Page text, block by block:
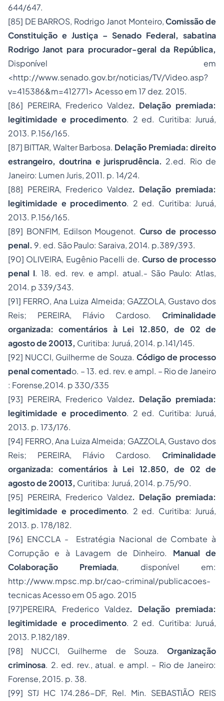
644/647.
[85] DE BARROS, Rodrigo Janot Monteiro,Comissão de
Constituição e Justiça – Senado Federal, sabatina
Rodrigo Janot para procurador-geral da República,
Disponível em
<http://www.senado.gov.br/noticias/TV/Video.asp?
v=415386&m=412771> Acesso em 17 dez. 2015.
[86] PEREIRA, Frederico Valdez. Delação premiada:
legitimidade e procedimento. 2 ed. Curitiba: Juruá,
2013. P.156/165.
[87] BITTAR, Walter Barbosa. Delação Premiada: direito
estrangeiro, doutrina e jurisprudência. 2.ed. Rio de
Janeiro: Lumen Juris, 2011. p. 14/24.
[88] PEREIRA, Frederico Valdez. Delação premiada:
legitimidade e procedimento. 2 ed. Curitiba: Juruá,
2013. P.156/165.
[89] BONFIM, Edilson Mougenot.Curso de processo
penal. 9. ed. São Paulo: Saraiva, 2014. p.389/393.
[90] OLIVEIRA, Eugênio Pacelli de.Curso de processo
penal I. 18. ed. rev. e ampl. atual.- São Paulo: Atlas,
2014. p 339/343.
[91] FERRO, Ana Luiza Almeida; GAZZOLA, Gustavo dos
Reis; PEREIRA, Flávio Cardoso. Criminalidade
organizada: comentários à Lei 12.850, de 02 de
agosto de 20013, Curitiba: Juruá, 2014. p.141/145.
[92] NUCCI, Guilherme de Souza. Código de processo
penal comentado. – 13. ed. rev. e ampl. – Rio de Janeiro
: Forense,2014. p 330/335
[93] PEREIRA, Frederico Valdez. Delação premiada:
legitimidade e procedimento. 2 ed. Curitiba: Juruá,
2013. p. 173/176.
[94] FERRO, Ana Luiza Almeida; GAZZOLA, Gustavo dos
Reis; PEREIRA, Flávio Cardoso. Criminalidade
organizada: comentários à Lei 12.850, de 02 de
agosto de 20013, Curitiba: Juruá, 2014. p.75/90.
[95] PEREIRA, Frederico Valdez. Delação premiada:
legitimidade e procedimento. 2 ed. Curitiba: Juruá,
2013. p. 178/182.
[96] ENCCLA - Estratégia Nacional de Combate à
Corrupção e à Lavagem de Dinheiro. Manual de
Colaboração Premiada, disponível em:
http://www.mpsc.mp.br/cao-criminal/publicacoes-
tecnicasAcesso em 05 ago. 2015
[97]PEREIRA, Frederico Valdez. Delação premiada:
legitimidade e procedimento. 2 ed. Curitiba: Juruá,
2013. P.182/189.
[98] NUCCI, Guilherme de Souza. Organização
criminosa. 2. ed. rev., atual. e ampl. – Rio de Janeiro:
Forense, 2015. p. 38.
[99] STJ HC 174.286-DF, Rel. Min. SEBASTIÃO REIS